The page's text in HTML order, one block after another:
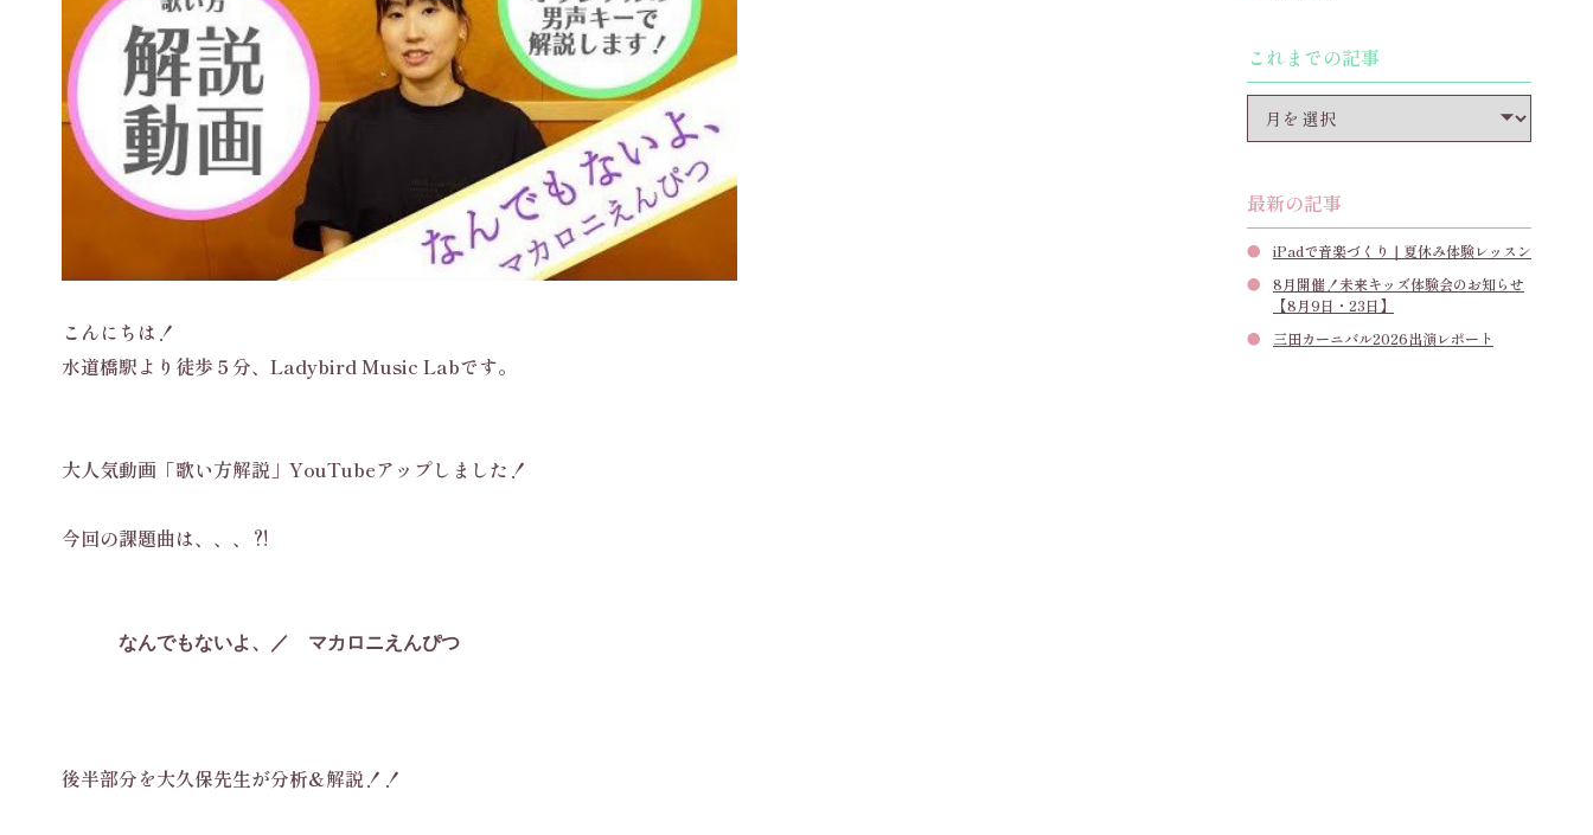
こんにちは！
水道橋駅より徒歩５分、Ladybird Music Labです。
大人気動画「歌い方解説」YouTubeアップしました！
今回の課題曲は、、、⁈
なんでもないよ、／ マカロニえんぴつ
後半部分を大久保先生が分析&解説！！
これまでの記事
最新の記事
iPadで音楽づくり｜夏休み体験レッスン
8月開催！未来キッズ体験会のお知らせ
【8月9日・23日】
三田カーニバル2026出演レポート